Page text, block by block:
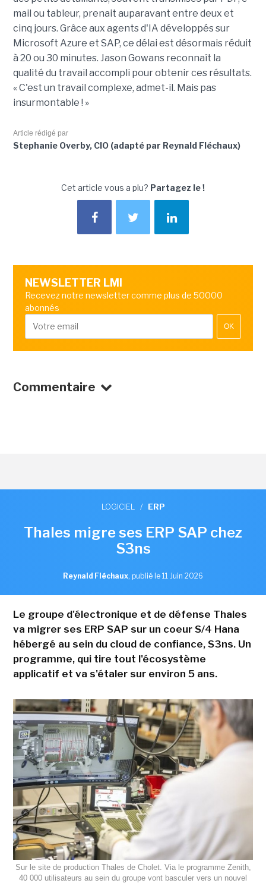
mail ou tableur, prenait auparavant entre deux et
cinq jours. Grâce aux agents d'IA développés sur
Microsoft Azure et SAP, ce délai est désormais réduit
à 20 ou 30 minutes. Jason Gowans reconnaît la
qualité du travail accompli pour obtenir ces résultats.
« C'est un travail complexe, admet-il. Mais pas
insurmontable ! »
Article rédigé par
Stephanie Overby, CIO (adapté par Reynald Fléchaux)
Cet article vous a plu? Partagez le !
NEWSLETTER LMI
Recevez notre newsletter comme plus de 50000
abonnés
OK
Commentaire
LOGICIEL / ERP
Thales migre ses ERP SAP chez
S3ns
Reynald Fléchaux, publié le 11 Juin 2026
Le groupe d'électronique et de défense Thales
va migrer ses ERP SAP sur un coeur S/4 Hana
hébergé au sein du cloud de confiance, S3ns. Un
programme, qui tire tout l'écosystème
applicatif et va s'étaler sur environ 5 ans.
Sur le site de production Thales de Cholet. Via le programme Zenith,
40 000 utilisateurs au sein du groupe vont basculer vers un nouvel